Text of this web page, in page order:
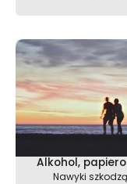
Alkohol,
Nawyki